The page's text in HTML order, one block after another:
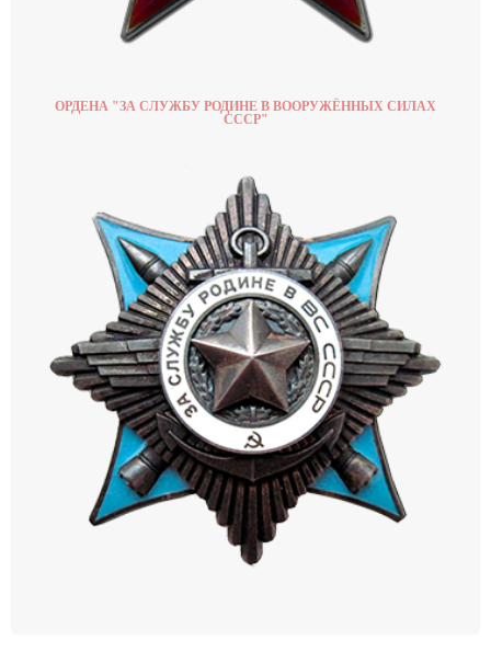
ОРДЕНА "ЗА СЛУЖБУ РОДИНЕ В ВООРУЖЁННЫХ СИЛАХ
СССР"